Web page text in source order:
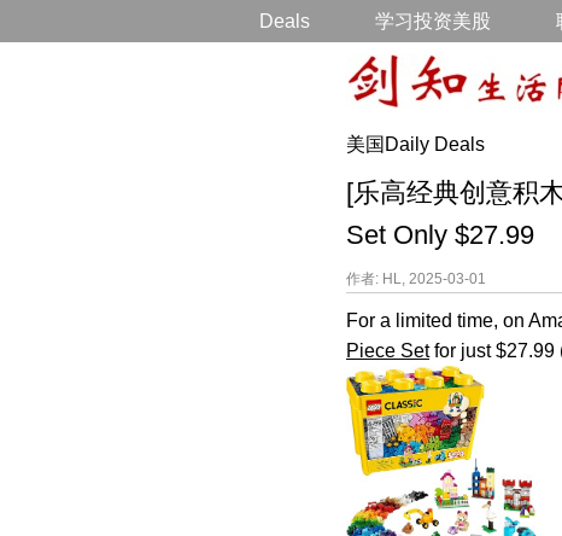
Deals 学习投资美股
美国Daily Deals
[乐高经典创意积
Set Only $27.99
作者: HL, 2025-03-01
For a limited time, on
Piece Setfor just $27.99